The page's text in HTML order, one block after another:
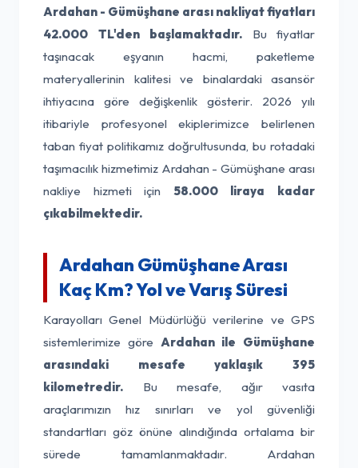
Ardahan - Gümüşhane arası nakliyat fiyatları
42.000 TL'den başlamaktadır. Bu fiyatlar
taşınacak eşyanın hacmi, paketleme
materyallerinin kalitesi ve binalardaki asansör
ihtiyacına göre değişkenlik gösterir. 2026 yılı
itibariyle profesyonel ekiplerimizce belirlenen
taban fiyat politikamız doğrultusunda, bu rotadaki
taşımacılık hizmetimiz Ardahan - Gümüşhane arası
nakliye hizmeti için 58.000 liraya kadar
çıkabilmektedir.
Ardahan Gümüşhane Arası
Kaç Km? Yol ve Varış Süresi
Karayolları Genel Müdürlüğü verilerine ve GPS
sistemlerimize göre Ardahan ile Gümüşhane
arasındaki mesafe yaklaşık 395
kilometredir. Bu mesafe, ağır vasıta
araçlarımızın hız sınırları ve yol güvenliği
standartları göz önüne alındığında ortalama bir
sürede tamamlanmaktadır. Ardahan